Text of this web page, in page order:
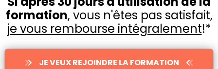
formation, vous n'êtes pas satisfait,
je vous rembourse intégralement!*
JE VEUX REJOINDRE LA FORMATION